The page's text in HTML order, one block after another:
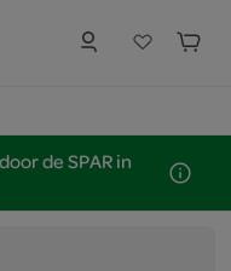
de SPAR in